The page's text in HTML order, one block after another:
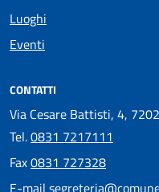
Luoghi
Eventi
CONTATTI
Via Cesare Battisti, 4,
Tel.0831 7217111
Fax0831 727328
E-mail